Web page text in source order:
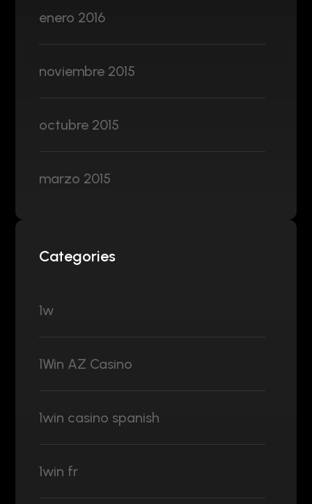
enero 2016
noviembre 2015
octubre 2015
marzo 2015
Categories
1w
1Win AZ Casino
1win casino spanish
1win fr